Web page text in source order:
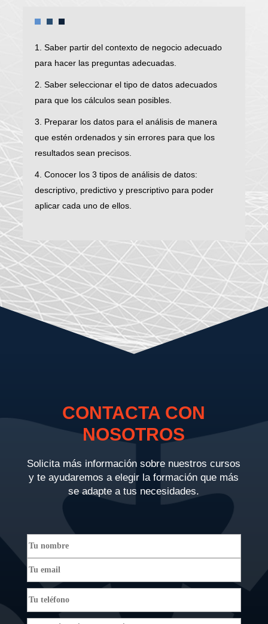
1. Saber partir del contexto de negocio adecuado
para hacer las preguntas adecuadas.
2. Saber seleccionar el tipo de datos adecuados
para que los cálculos sean posibles.
3. Preparar los datos para el análisis de manera
que estén ordenados y sin errores para que los
resultados sean precisos.
4. Conocer los 3 tipos de análisis de datos:
descriptivo, predictivo y prescriptivo para poder
aplicar cada uno de ellos.
CONTACTA CON
NOSOTROS
Solicita más información sobre nuestros cursos
y te ayudaremos a elegir la formación que más
se adapte a tus necesidades.